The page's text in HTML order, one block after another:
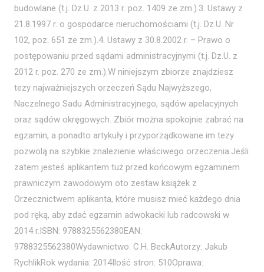
budowlane (t.j. Dz.U. z 2013 r. poz. 1409 ze zm.).3. Ustawy z
21.8.1997 r. o gospodarce nieruchomościami (t.j. Dz.U. Nr
102, poz. 651 ze zm.).4. Ustawy z 30.8.2002 r. – Prawo o
postępowaniu przed sądami administracyjnymi (t.j. Dz.U. z
2012 r. poz. 270 ze zm.).W niniejszym zbiorze znajdziesz
tezy najważniejszych orzeczeń Sądu Najwyższego,
Naczelnego Sadu Administracyjnego, sądów apelacyjnych
oraz sądów okręgowych. Zbiór można spokojnie zabrać na
egzamin, a ponadto artykuły i przyporządkowane im tezy
pozwolą na szybkie znalezienie właściwego orzeczenia.Jeśli
zatem jesteś aplikantem tuż przed końcowym egzaminem
prawniczym zawodowym oto zestaw książek z
Orzecznictwem aplikanta, które musisz mieć każdego dnia
pod ręką, aby zdać egzamin adwokacki lub radcowski w
2014 r.ISBN: 9788325562380EAN:
9788325562380Wydawnictwo: C.H. BeckAutorzy: Jakub
RychlikRok wydania: 2014Ilość stron: 510Oprawa: